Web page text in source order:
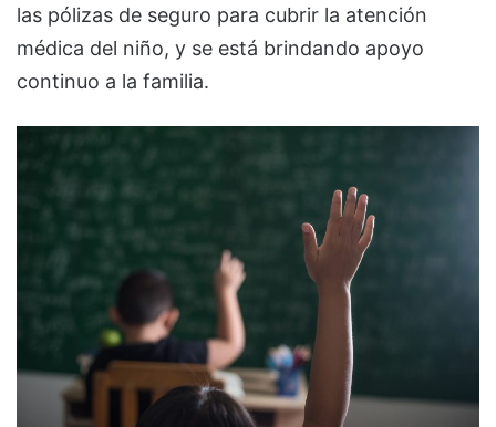
las pólizas de seguro para cubrir la atención
médica del niño, y se está brindando apoyo
continuo a la familia.